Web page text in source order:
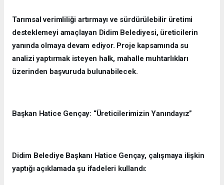
Tarımsal verimliliği artırmayı ve sürdürülebilir üretimi
desteklemeyi amaçlayan Didim Belediyesi, üreticilerin
yanında olmaya devam ediyor. Proje kapsamında su
analizi yaptırmak isteyen halk, mahalle muhtarlıkları
üzerinden başvuruda bulunabilecek.
Başkan Hatice Gençay: “Üreticilerimizin Yanındayız”
Didim Belediye Başkanı Hatice Gençay, çalışmaya ilişkin
yaptığı açıklamada şu ifadeleri kullandı: